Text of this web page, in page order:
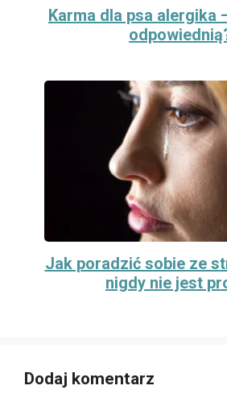
Karma dla psa alergika
Jak poradzić sobie ze
nigdy nie jest
Dodaj komentarz